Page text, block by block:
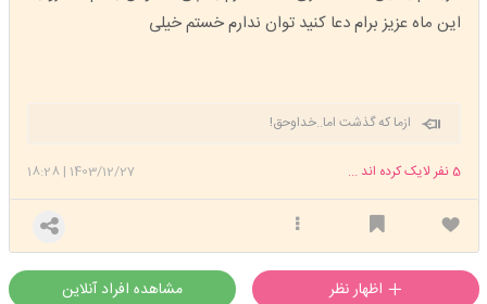
این ماه عزیز برام دعا کنید توان ندارم خستم خیلی
ازما که گذشت اما..خداوحق!
1403/12/27
|
18:28 5 نفر لایک کرده اند ...
مشاهده افراد آنلاین